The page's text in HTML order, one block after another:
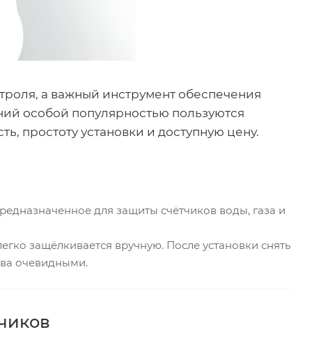
а важный инструмент обеспечения
особой популярностью пользуются
простоту установки и доступную цену.
для защиты счётчиков воды, газа и
защёлкивается вручную. После установки снять
очевидными.